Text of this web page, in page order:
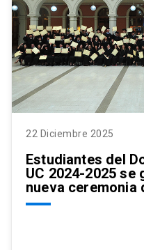
22 Diciembre 2025
Estudiantes del
UC 2024-2025 se
nueva ceremonia